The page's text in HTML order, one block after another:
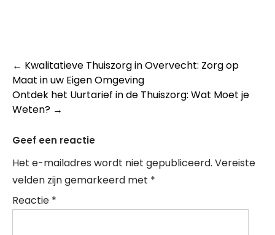
Post
navigation
← Kwalitatieve Thuiszorg in Overvecht: Zorg op
Maat in uw Eigen Omgeving
Ontdek het Uurtarief in de Thuiszorg: Wat Moet je
Weten? →
Geef een reactie
Het e-mailadres wordt niet gepubliceerd. Vereiste
velden zijn gemarkeerd met *
Reactie *